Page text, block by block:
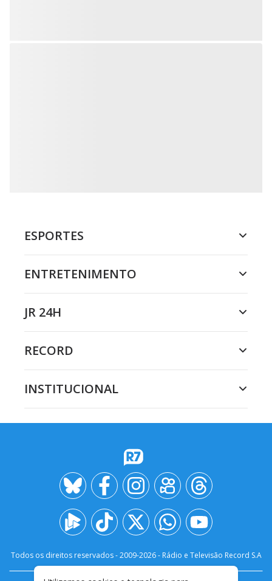
ESPORTES
ENTRETENIMENTO
JR 24H
RECORD
INSTITUCIONAL
Todos os direitos reservados - 2009-2026- Rádio e Televisão Record S.A